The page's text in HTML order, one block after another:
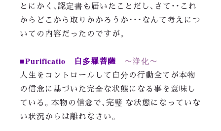
とにかく、認定書も届いたことだし、さて・・これ
からどこから取りかかろうか・・・なんて考えにつ
いての内容だったのですが。
■Purificatio 白多羅菩薩
〜浄化〜
人生をコントロールして自分の行動全てが本物
の信念に基づいた完全な状態になる事を意味し
ている。本物の信念で、完璧 な状態になっていな
い状況からは離れなさい。